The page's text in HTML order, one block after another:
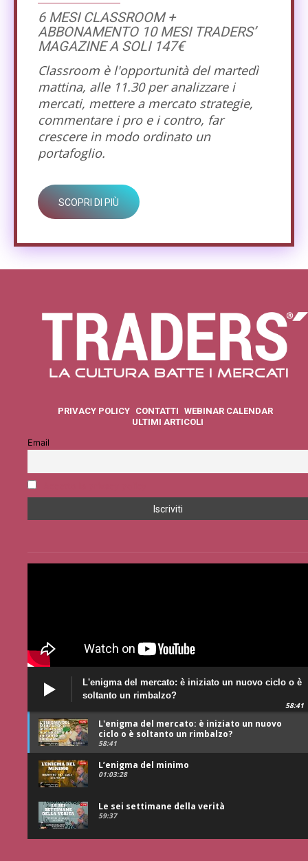
6 MESI CLASSROOM +
ABBONAMENTO 10 MESI TRADERS’
MAGAZINE A SOLI 147€
Classroom è l'opportunità del martedì
mattina, alle 11.30 per analizzare i
mercati, mettere a mercato strategie,
commentare i pro e i contro, far
crescere in modo ordinato un
portafoglio.
SCOPRI DI PIÙ
PRIVACY POLICY CONTATTI WEBINAR CALENDAR
ULTIMI ARTICOLI
Email
L'enigma del mercato: è iniziato un nuovo ciclo o è
soltanto un rimbalzo?
58:41
L'enigma del mercato: è iniziato un nuovo
ciclo o è soltanto un rimbalzo?
58:41
L’enigma del minimo
01:03:28
Le sei settimane della verità
59:37